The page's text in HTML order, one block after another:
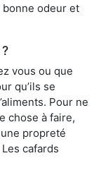
bonne odeur et
vous ou que
qu’ils se
Pour ne
chose à faire,
propreté
cafards